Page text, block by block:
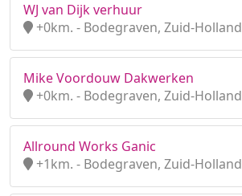
WJ van Dijk verhuur
+0km. - Bodegraven, Zuid-Holland
Mike Voordouw Dakwerken
+0km. - Bodegraven, Zuid-Holland
Allround Works Ganic
+1km. - Bodegraven, Zuid-Holland